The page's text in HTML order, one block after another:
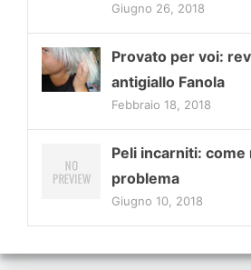
Giugno 26, 2018
Provato per voi:
antigiallo Fanola
Febbraio 18, 2018
Peli incarniti:
problema
Giugno 10, 2018